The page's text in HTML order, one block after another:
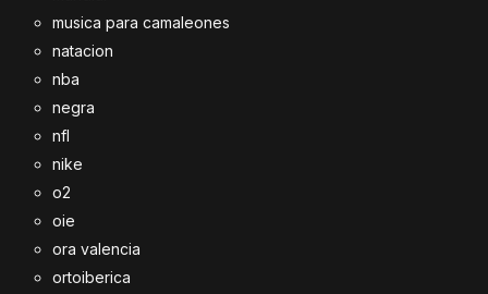
musica para camaleones
natacion
nba
negra
nfl
nike
o2
oie
ora valencia
ortoiberica